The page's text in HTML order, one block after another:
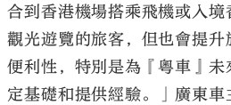
合到香港機場搭乘飛機或入
觀光遊覽的旅客，但也會提
便利性，特別是為『粵車』
定基礎和提供經驗。」廣東